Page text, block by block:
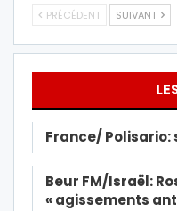
PRÉCÉDENT SUIVANT
France/ Polisario:
Beur FM/Israël:
« agissements